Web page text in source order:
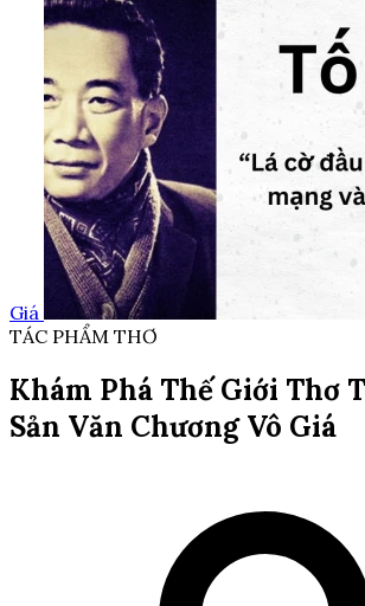
Giá
TÁC PHẨM THƠ
Khám Phá Thế Giới Thơ
Sản Văn Chương Vô Giá